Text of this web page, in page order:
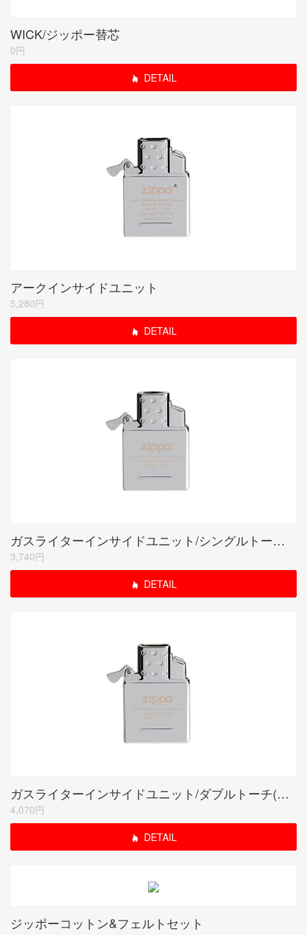
WICK/ジッポー替芯
0円
DETAIL
アークインサイドユニット
5,280円
DETAIL
ガスライターインサイドユニット/シングルトーチ(ガスなし)
3,740円
DETAIL
ガスライターインサイドユニット/ダブルトーチ(ガスなし)
4,070円
DETAIL
ジッポーコットン&フェルトセット